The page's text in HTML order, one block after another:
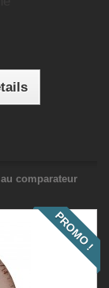
comparateur
PROMO !